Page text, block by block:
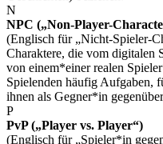
N
NPC („Non-Player-
(Englisch für „Nicht-Spieler-
Charaktere, die vom digitalen
von einem*einer realen
Spielenden häufig Aufgaben,
ihnen als Gegner*in
P
PvP („Player vs. Player“)
(Englisch für „Spieler*in